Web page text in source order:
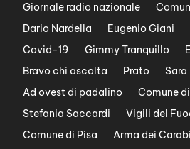
Giornale radio nazionale
Dario Nardella
Eugenio Giani
Covid-19
Gimmy Tranquillo
Bravo chi ascolta
Prato Sara
Ad ovest di padalino
Comune
Stefania Saccardi
Vigili del
Comune di Pisa
Arma dei